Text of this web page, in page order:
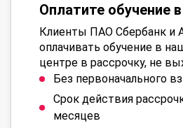
Оплатите обучение
Клиенты ПАО Сбербанк и
оплачивать обучение в
центре в рассрочку, не
Без первоначального
Срок действия
месяцев